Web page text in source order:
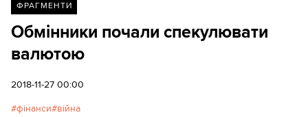
ФРАГМЕНТИ
Обмінники почали спекулювати
валютою
2018-11-27 00:00
фінанси війна